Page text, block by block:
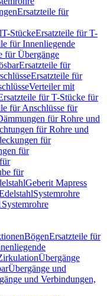
Ersatzteile für
T-StückeErsatzteile für T-
für Innenliegende
für Übergänge
Ersatzteile für
Ersatzteile für
Verteiler mit
für T-Stücke für
für Anschlüsse für
für Rohre und
für Rohre und
für
für
für
Geberit Mapress
Systemrohre
Systemrohre
BögenErsatzteile für
Übergänge
Übergänge und
und Verbindungen,